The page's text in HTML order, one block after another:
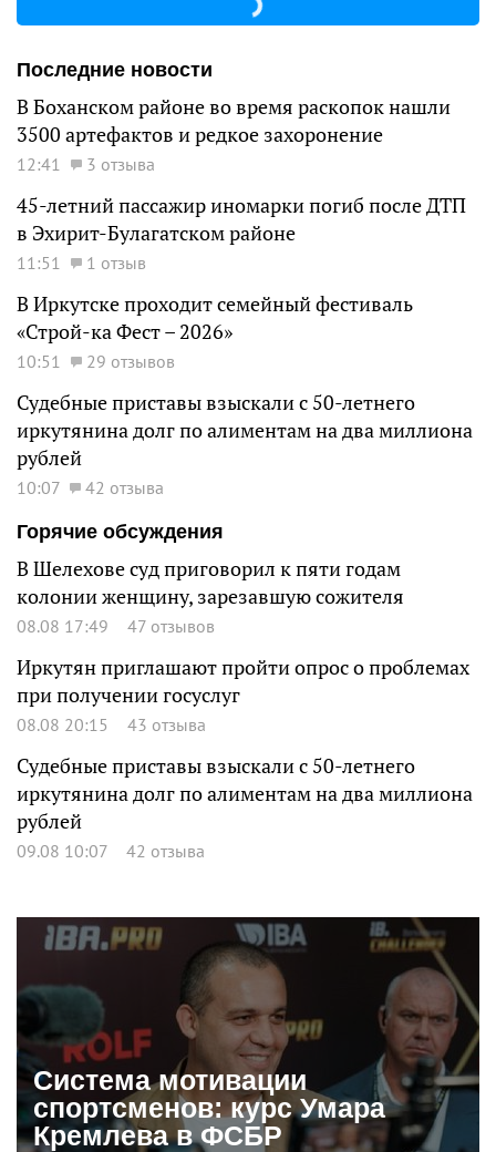
Последние новости
В Боханском районе во время раскопок нашли
3500 артефактов и редкое захоронение
12:41 3 отзыва
45-летний пассажир иномарки погиб после ДТП
в Эхирит-Булагатском районе
11:51 1 отзыв
В Иркутске проходит семейный фестиваль
«Строй-ка Фест – 2026»
10:51 29 отзывов
Судебные приставы взыскали с 50-летнего
иркутянина долг по алиментам на два миллиона
рублей
10:07
42 отзыва
Горячие обсуждения
В Шелехове суд приговорил к пяти годам
колонии женщину, зарезавшую сожителя
08.08 17:49 47 отзывов
Иркутян приглашают пройти опрос о проблемах
при получении госуслуг
08.08 20:15 43 отзыва
Судебные приставы взыскали с 50-летнего
иркутянина долг по алиментам на два миллиона
рублей
09.08 10:07 42 отзыва
Система мотивации
спортсменов: курс Умара
Кремлева в ФСБР